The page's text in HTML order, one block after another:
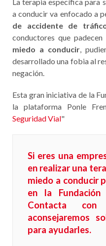
a conducir va enfocado a
de accidente de
conductores que
miedo a conducir,
desarrollado una fobia al
negación.
Esta gran iniciativa de la
la plataforma Ponle
Seguridad Vial"
Si eres una
en realizar una
miedo a conducir
en la
Contacta con
aconsejaremos
para ayudarles.